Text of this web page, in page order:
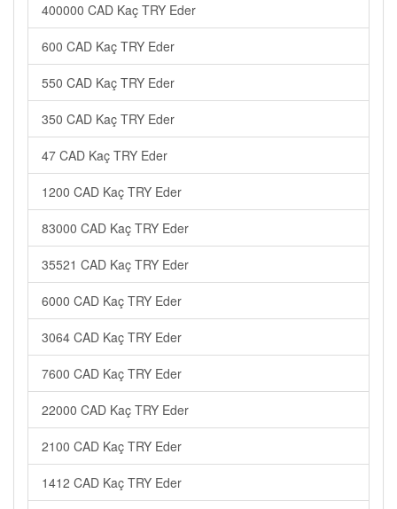
400000 CAD Kaç TRY Eder
600 CAD Kaç TRY Eder
550 CAD Kaç TRY Eder
350 CAD Kaç TRY Eder
47 CAD Kaç TRY Eder
1200 CAD Kaç TRY Eder
83000 CAD Kaç TRY Eder
35521 CAD Kaç TRY Eder
6000 CAD Kaç TRY Eder
3064 CAD Kaç TRY Eder
7600 CAD Kaç TRY Eder
22000 CAD Kaç TRY Eder
2100 CAD Kaç TRY Eder
1412 CAD Kaç TRY Eder